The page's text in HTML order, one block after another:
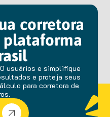
corretora
plataforma
usuários e simplifique
e proteja seus
para corretora de